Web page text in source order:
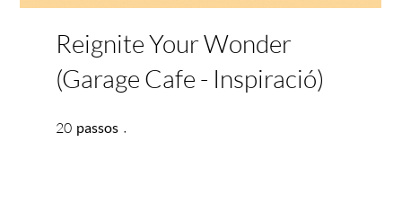
Reignite Your Wonder
(Garage Cafe - Inspiració)
20 passos